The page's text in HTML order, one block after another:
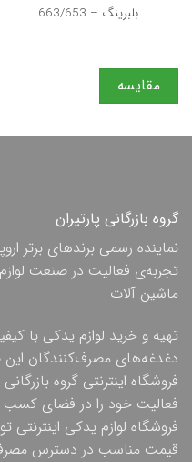
بلبرینگ – 663/653
مقایسه
گروه بازرگانی پارتیران
نماینده رسمی برندهای برتر
تجربه‌ی فعالیت در صنعت
ماشین آلات
تهیه و خرید لوازم یدکی با
دغدغه‌های مصرف‌کنندگان
فروشگاه اینترنتی گروه
فعالیت خود را در فضای کسب و
فروشگاه لوازم یدکی اینترنتی
قیمت مناسب در دسترس